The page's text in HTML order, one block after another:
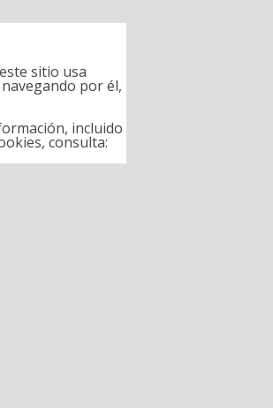
sitio usa
por él,
incluido
consulta: